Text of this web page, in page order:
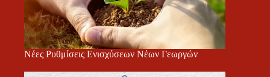
Νέες Ρυθμίσεις Ενισχύσεων Νέων Γεωργών